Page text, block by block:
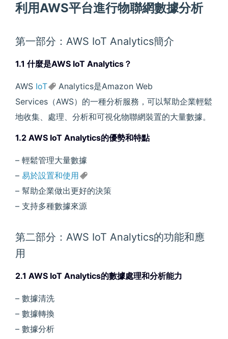
利用AWS平台進行物聯網數據分析
第一部分：AWS IoT Analytics簡介
1.1 什麼是AWS IoT Analytics？
AWS IoT
Analytics是Amazon Web
Services（AWS）的一種分析服務，可以幫助企業輕鬆
地收集、處理、分析和可視化物聯網裝置的大量數據。
1.2 AWS IoT Analytics的優勢和特點
– 輕鬆管理大量數據
– 易於設置和使用
– 幫助企業做出更好的決策
– 支持多種數據來源
第二部分：AWS IoT Analytics的功能和應
用
2.1 AWS IoT Analytics的數據處理和分析能力
– 數據清洗
– 數據轉換
– 數據分析